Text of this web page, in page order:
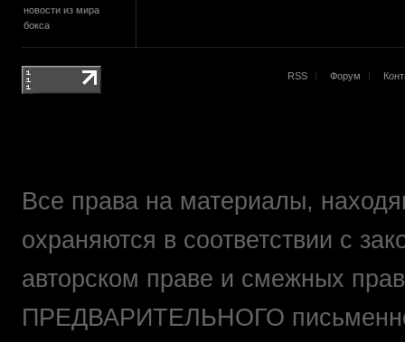
новости из мира
бокса
RSS Форум
Все права на материалы,
охраняются в соответствии с
авторском праве и смежных
ПРЕДВАРИТЕЛЬНОГО